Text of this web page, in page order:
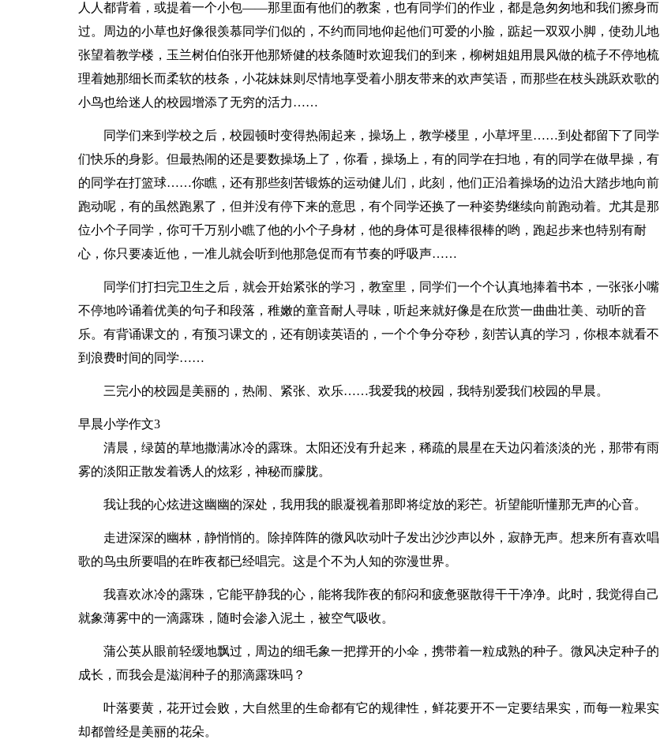
人人都背着，或提着一个小包——那里面有他们的教案，也有同学们的作业，都是急匆匆地和我们擦身而
过。周边的小草也好像很羡慕同学们似的，不约而同地仰起他们可爱的小脸，踮起一双双小脚，使劲儿地
张望着教学楼，玉兰树伯伯张开他那矫健的枝条随时欢迎我们的到来，柳树姐姐用晨风做的梳子不停地梳
理着她那细长而柔软的枝条，小花妹妹则尽情地享受着小朋友带来的欢声笑语，而那些在枝头跳跃欢歌的
小鸟也给迷人的校园增添了无穷的活力……
同学们来到学校之后，校园顿时变得热闹起来，操场上，教学楼里，小草坪里……到处都留下了同学
们快乐的身影。但最热闹的还是要数操场上了，你看，操场上，有的同学在扫地，有的同学在做早操，有
的同学在打篮球……你瞧，还有那些刻苦锻炼的运动健儿们，此刻，他们正沿着操场的边沿大踏步地向前
跑动呢，有的虽然跑累了，但并没有停下来的意思，有个同学还换了一种姿势继续向前跑动着。尤其是那
位小个子同学，你可千万别小瞧了他的小个子身材，他的身体可是很棒很棒的哟，跑起步来也特别有耐
心，你只要凑近他，一准儿就会听到他那急促而有节奏的呼吸声……
同学们打扫完卫生之后，就会开始紧张的学习，教室里，同学们一个个认真地捧着书本，一张张小嘴
不停地吟诵着优美的句子和段落，稚嫩的童音耐人寻味，听起来就好像是在欣赏一曲曲壮美、动听的音
乐。有背诵课文的，有预习课文的，还有朗读英语的，一个个争分夺秒，刻苦认真的学习，你根本就看不
到浪费时间的同学……
三完小的校园是美丽的，热闹、紧张、欢乐……我爱我的校园，我特别爱我们校园的早晨。
早晨小学作文3
清晨，绿茵的草地撒满冰冷的露珠。太阳还没有升起来，稀疏的晨星在天边闪着淡淡的光，那带有雨
雾的淡阳正散发着诱人的炫彩，神秘而朦胧。
我让我的心炫进这幽幽的深处，我用我的眼凝视着那即将绽放的彩芒。祈望能听懂那无声的心音。
走进深深的幽林，静悄悄的。除掉阵阵的微风吹动叶子发出沙沙声以外，寂静无声。想来所有喜欢唱
歌的鸟虫所要唱的在昨夜都已经唱完。这是个不为人知的弥漫世界。
我喜欢冰冷的露珠，它能平静我的心，能将我阼夜的郁闷和疲惫驱散得干干净净。此时，我觉得自己
就象薄雾中的一滴露珠，随时会渗入泥土，被空气吸收。
蒲公英从眼前轻缓地飘过，周边的细毛象一把撑开的小伞，携带着一粒成熟的种子。微风决定种子的
成长，而我会是滋润种子的那滴露珠吗？
叶落要黄，花开过会败，大自然里的生命都有它的规律性，鲜花要开不一定要结果实，而每一粒果实
却都曾经是美丽的花朵。